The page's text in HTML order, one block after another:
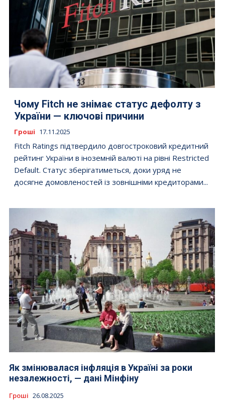
Чому Fitch не знімає статус дефолту з
України — ключові причини
Гроші 17.11.2025
Fitch Ratings підтвердило довгостроковий кредитний
рейтинг України в іноземній валюті на рівні Restricted
Default. Статус зберігатиметься, доки уряд не
досягне домовленостей із зовнішніми кредиторами...
Як змінювалася інфляція в Україні за роки
незалежності, — дані Мінфіну
Гроші 26.08.2025